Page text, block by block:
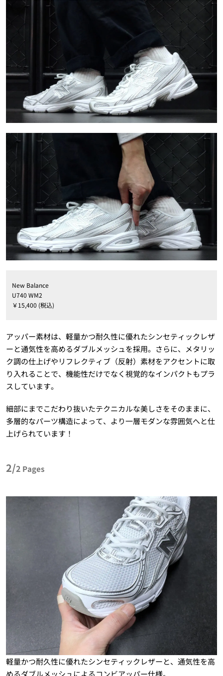
New Balance
U740 WM2
￥15,400 (税込)
アッパー素材は、軽量かつ耐久性に優れたシンセティックレザ
ーと通気性を高めるダブルメッシュを採用。さらに、メタリッ
ク調の仕上げやリフレクティブ（反射）素材をアクセントに取
り入れることで、機能性だけでなく視覚的なインパクトもプラ
スしています。
細部にまでこだわり抜いたテクニカルな美しさをそのままに、
多層的なパーツ構造によって、より一層モダンな雰囲気へと仕
上げられています！
2/2 Pages
軽量かつ耐久性に優れたシンセティックレザーと、通気性を高
めるダブルメッシュによるコンビアッパー仕様。